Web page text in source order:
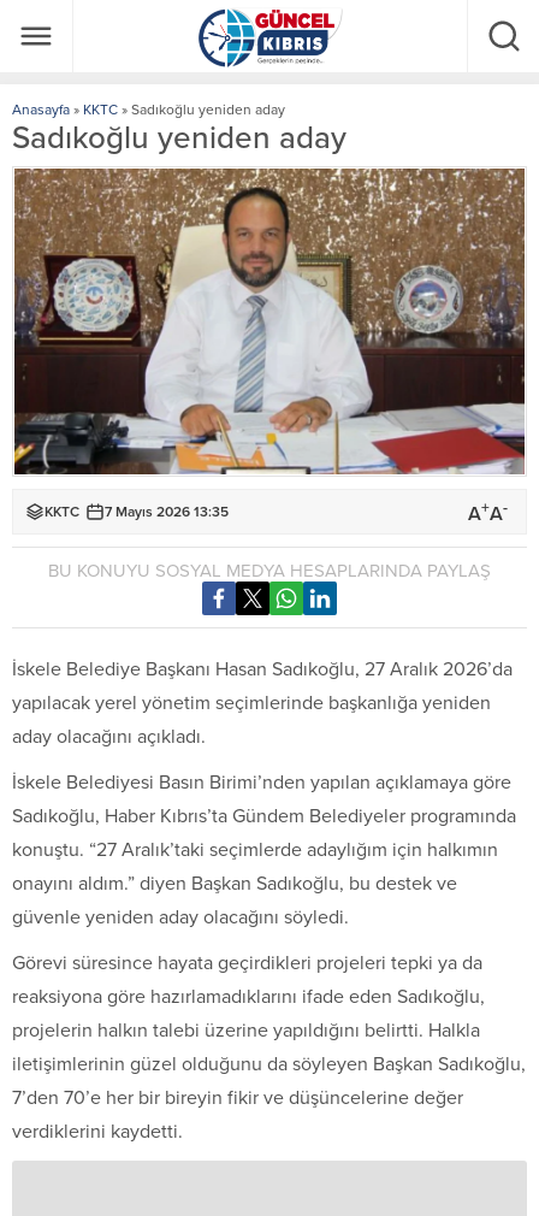
Anasayfa » KKTC » Sadıkoğlu yeniden aday
Sadıkoğlu yeniden aday
KKTC 7 Mayıs 2026 13:35 A+A-
BU KONUYU SOSYAL MEDYA HESAPLARINDA PAYLAŞ
İskele Belediye Başkanı Hasan Sadıkoğlu, 27 Aralık 2026’da
yapılacak yerel yönetim seçimlerinde başkanlığa yeniden
aday olacağını açıkladı.
İskele Belediyesi Basın Birimi’nden yapılan açıklamaya göre
Sadıkoğlu, Haber Kıbrıs’ta Gündem Belediyeler programında
konuştu. “27 Aralık’taki seçimlerde adaylığım için halkımın
onayını aldım.” diyen Başkan Sadıkoğlu, bu destek ve
güvenle yeniden aday olacağını söyledi.
Görevi süresince hayata geçirdikleri projeleri tepki ya da
reaksiyona göre hazırlamadıklarını ifade eden Sadıkoğlu,
projelerin halkın talebi üzerine yapıldığını belirtti. Halkla
iletişimlerinin güzel olduğunu da söyleyen Başkan Sadıkoğlu,
7’den 70’e her bir bireyin fikir ve düşüncelerine değer
verdiklerini kaydetti.